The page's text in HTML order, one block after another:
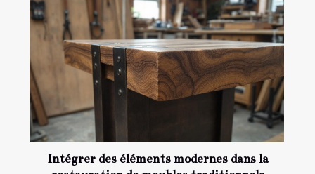
Intégrer des éléments modernes dans la